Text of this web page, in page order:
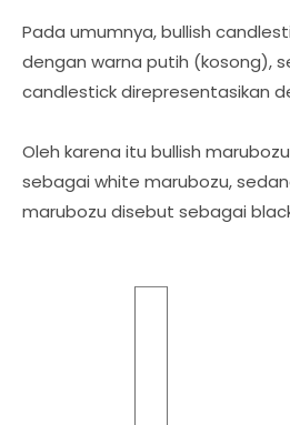
Pada umumnya, bullish
dengan warna putih (kosong),
candlestick direpresentasikan
Oleh karena itu bullish
sebagai white marubozu,
marubozu disebut sebagai